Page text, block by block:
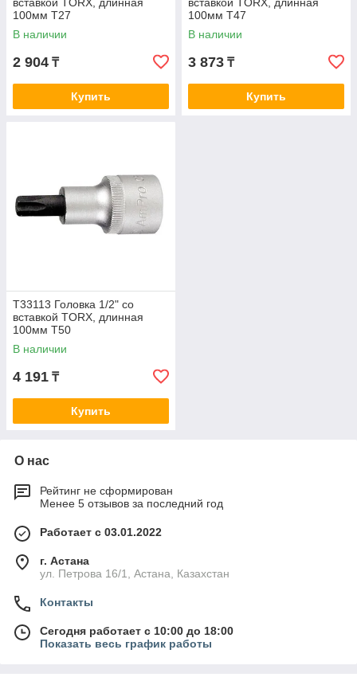
100мм T27
В наличии
2 904 ₸
Купить
100мм T47
В наличии
3 873 ₸
Купить
T33113 Головка 1/2" со
вставкой TORX, длинная
100мм T50
В наличии
4 191 ₸
Купить
О нас
Рейтинг не сформирован
Менее 5 отзывов за последний год
Работает с 03.01.2022
г. Астана
ул. Петрова 16/1, Астана, Казахстан
Контакты
Сегодня работает с 10:00 до 18:00
Показать весь график работы